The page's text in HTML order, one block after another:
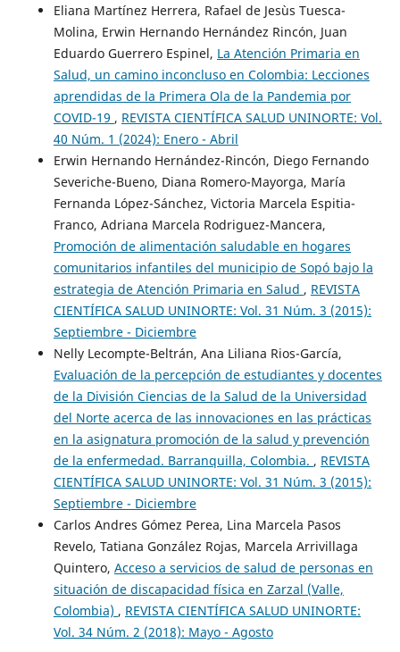
Eliana Martínez Herrera, Rafael de Jesùs Tuesca-
Molina, Erwin Hernando Hernández Rincón, Juan
Eduardo Guerrero Espinel, La Atención Primaria en
Salud, un camino inconcluso en Colombia: Lecciones
aprendidas de la Primera Ola de la Pandemia por
COVID-19 , REVISTA CIENTÍFICA SALUD UNINORTE: Vol.
40 Núm. 1 (2024): Enero - Abril
Erwin Hernando Hernández-Rincón, Diego Fernando
Severiche-Bueno, Diana Romero-Mayorga, María
Fernanda López-Sánchez, Victoria Marcela Espitia-
Franco, Adriana Marcela Rodriguez-Mancera,
Promoción de alimentación saludable en hogares
comunitarios infantiles del municipio de Sopó bajo la
estrategia de Atención Primaria en Salud , REVISTA
CIENTÍFICA SALUD UNINORTE: Vol. 31 Núm. 3 (2015):
Septiembre - Diciembre
Nelly Lecompte-Beltrán, Ana Liliana Rios-García,
Evaluación de la percepción de estudiantes y docentes
de la División Ciencias de la Salud de la Universidad
del Norte acerca de las innovaciones en las prácticas
en la asignatura promoción de la salud y prevención
de la enfermedad. Barranquilla, Colombia. , REVISTA
CIENTÍFICA SALUD UNINORTE: Vol. 31 Núm. 3 (2015):
Septiembre - Diciembre
Carlos Andres Gómez Perea, Lina Marcela Pasos
Revelo, Tatiana González Rojas, Marcela Arrivillaga
Quintero, Acceso a servicios de salud de personas en
situación de discapacidad física en Zarzal (Valle,
Colombia) , REVISTA CIENTÍFICA SALUD UNINORTE:
Vol. 34 Núm. 2 (2018): Mayo - Agosto